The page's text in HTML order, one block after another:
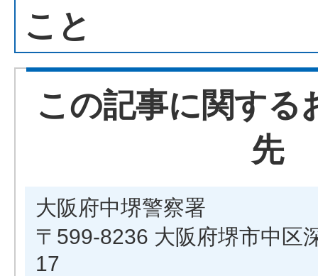
こと
この記事に関する
先
大阪府中堺警察署
〒599-8236 大阪府堺市中区
17